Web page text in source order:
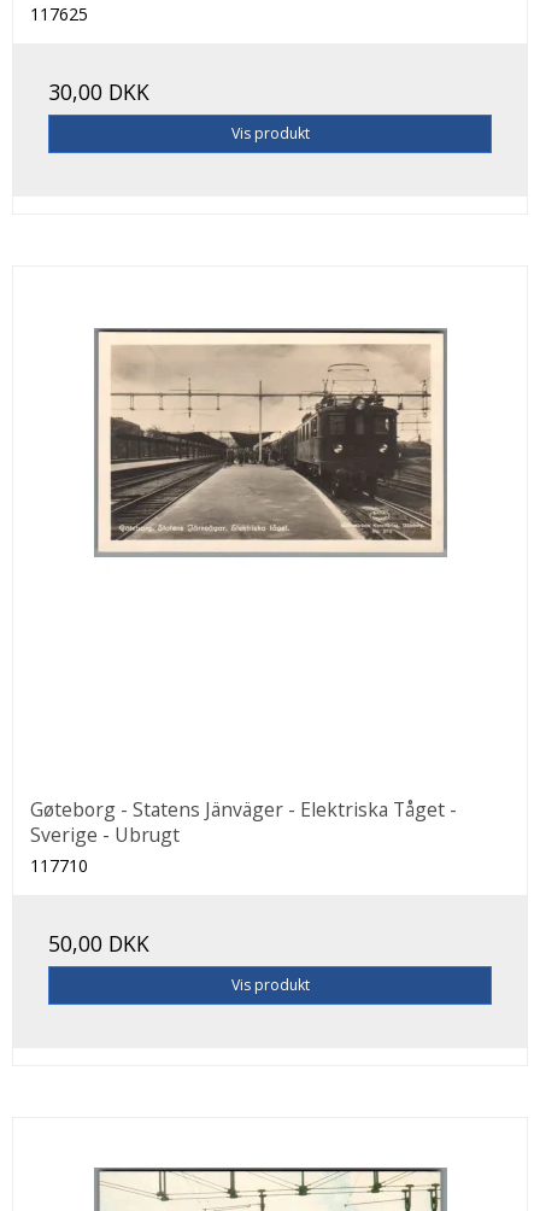
117625
30,00 DKK
Vis produkt
Gøteborg - Statens Jänväger - Elektriska Tåget -
Sverige - Ubrugt
117710
50,00 DKK
Vis produkt